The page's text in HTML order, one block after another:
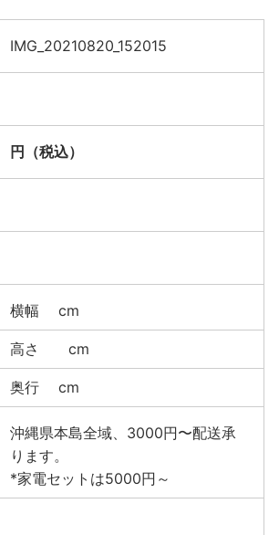
IMG_20210820_152015
円（税込）
横幅 cm
高さ cm
奥行 cm
沖縄県本島全域、3000円〜配送承
ります。
*家電セットは5000円～